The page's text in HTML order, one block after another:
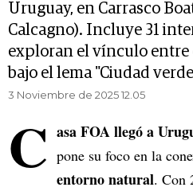
Uruguay, en Carrasco
Calcagno). Incluye 31
exploran el vínculo entre
bajo el lema "Ciudad
3 Noviembre de 2025 12.05
C asa FOA llegó a
pone su foco en la
entorno natural. Con